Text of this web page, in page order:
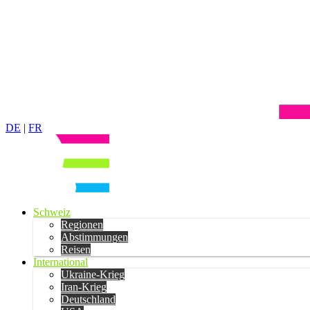
DE | FR
Schweiz
Regionen
Abstimmungen
Reisen
International
Ukraine-Krieg
Iran-Krieg
Deutschland